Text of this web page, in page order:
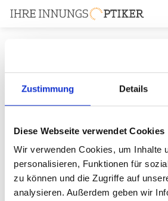
Zustimmung Details
Diese Webseite verwendet Cookies
Wir verwenden Cookies, um Inhalte
personalisieren, Funktionen für
zu können und die Zugriffe auf
analysieren. Außerdem geben wir
Ihr Zugang
Brillen-Mann
Bitte geben Sie Ihr Passwort ein: